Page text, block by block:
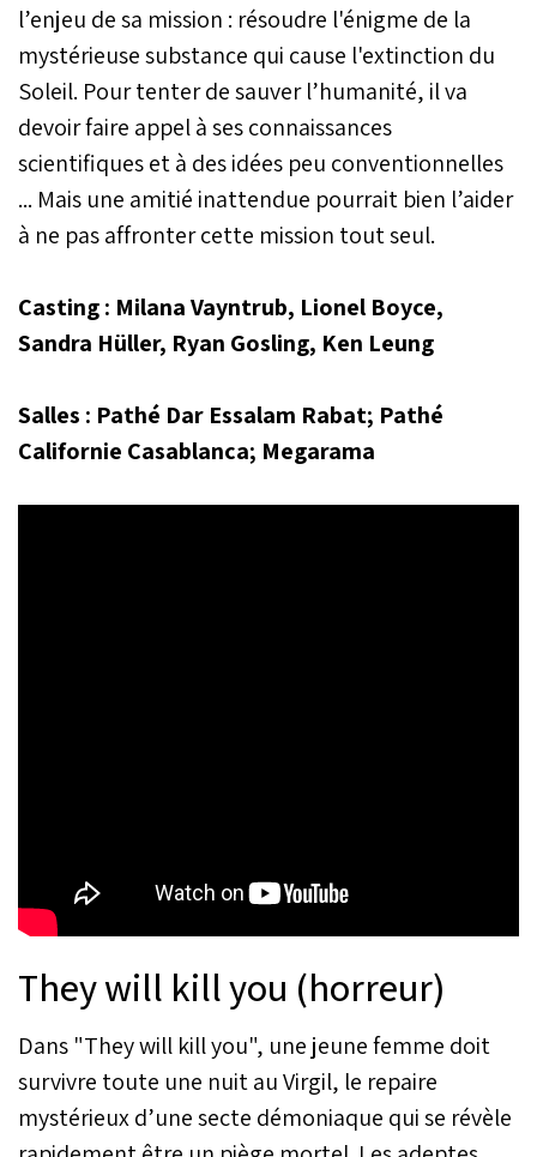
l’enjeu de sa mission : résoudre l'énigme de la
mystérieuse substance qui cause l'extinction du
Soleil. Pour tenter de sauver l’humanité, il va
devoir faire appel à ses connaissances
scientifiques et à des idées peu conventionnelles
... Mais une amitié inattendue pourrait bien l’aider
à ne pas affronter cette mission tout seul.
Casting : Milana Vayntrub, Lionel Boyce,
Sandra Hüller, Ryan Gosling, Ken Leung
Salles : Pathé Dar Essalam Rabat; Pathé
Californie Casablanca; Megarama
They will kill you (horreur)
Dans "They will kill you", une jeune femme doit
survivre toute une nuit au Virgil, le repaire
mystérieux d’une secte démoniaque qui se révèle